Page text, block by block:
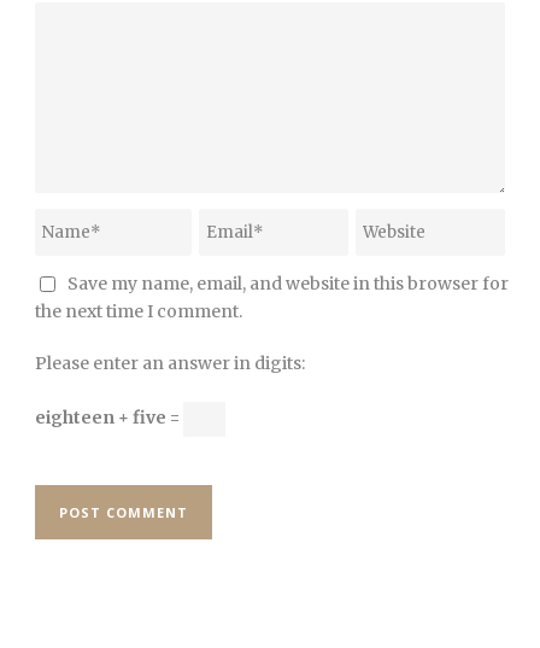
Save my name, email, and website in this browser for
the next time I comment.
Please enter an answer in digits:
eighteen + five =